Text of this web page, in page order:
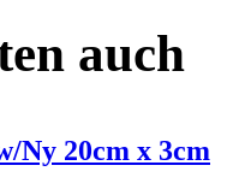
auch
Ny 20cm x 3cm